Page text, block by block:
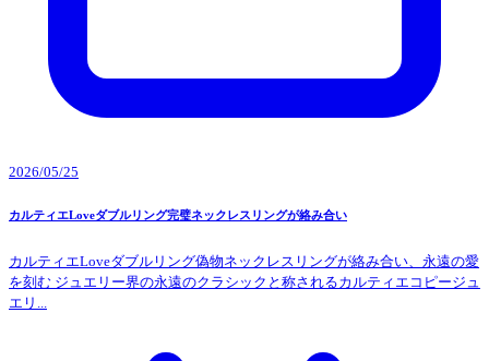
2026/05/25
カルティエLoveダブルリング完璧ネックレスリングが絡み合い
カルティエLoveダブルリング偽物ネックレスリングが絡み合い、永遠の愛
を刻む ジュエリー界の永遠のクラシックと称されるカルティエコピージュ
エリ...